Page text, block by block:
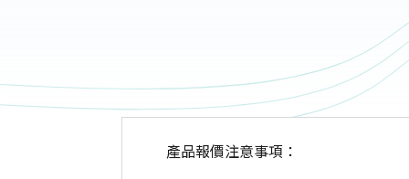
產品報價注意事項：